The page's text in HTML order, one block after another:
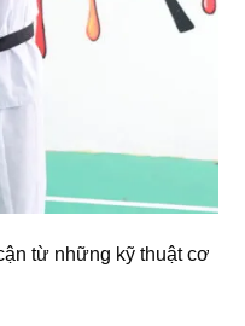
từ những kỹ thuật cơ